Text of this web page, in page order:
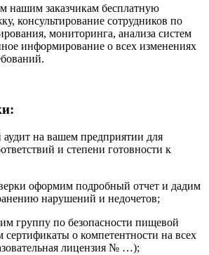
нашим заказчикам бесплатную
консультирование сотрудников по
мониторинга, анализа систем
информирование о всех изменениях
на вашем предприятии для
и степени готовности к
оформим подробный отчет и дадим
нарушений и недочетов;
группу по безопасности пищевой
о компетентности на всех
лицензия № …);